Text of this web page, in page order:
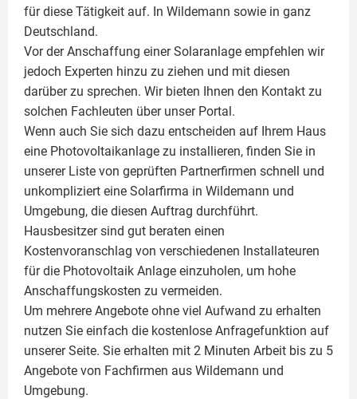
für diese Tätigkeit auf. In Wildemann sowie in ganz
Deutschland.
Vor der Anschaffung einer Solaranlage empfehlen wir
jedoch Experten hinzu zu ziehen und mit diesen
darüber zu sprechen. Wir bieten Ihnen den Kontakt zu
solchen Fachleuten über unser Portal.
Wenn auch Sie sich dazu entscheiden auf Ihrem Haus
eine Photovoltaikanlage zu installieren, finden Sie in
unserer Liste von geprüften Partnerfirmen schnell und
unkompliziert eine Solarfirma in Wildemann und
Umgebung, die diesen Auftrag durchführt.
Hausbesitzer sind gut beraten einen
Kostenvoranschlag von verschiedenen Installateuren
für die Photovoltaik Anlage einzuholen, um hohe
Anschaffungskosten zu vermeiden.
Um mehrere Angebote ohne viel Aufwand zu erhalten
nutzen Sie einfach die kostenlose Anfragefunktion auf
unserer Seite. Sie erhalten mit 2 Minuten Arbeit bis zu 5
Angebote von Fachfirmen aus Wildemann und
Umgebung.